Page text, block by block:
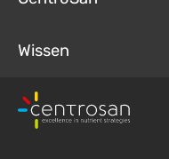
Wissen